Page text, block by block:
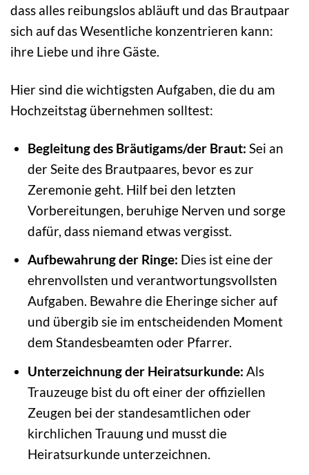
dass alles reibungslos abläuft und das Brautpaar
sich auf das Wesentliche konzentrieren kann:
ihre Liebe und ihre Gäste.
Hier sind die wichtigsten Aufgaben, die du am
Hochzeitstag übernehmen solltest:
Begleitung des Bräutigams/der Braut: Sei an
der Seite des Brautpaares, bevor es zur
Zeremonie geht. Hilf bei den letzten
Vorbereitungen, beruhige Nerven und sorge
dafür, dass niemand etwas vergisst.
Aufbewahrung der Ringe: Dies ist eine der
ehrenvollsten und verantwortungsvollsten
Aufgaben. Bewahre die Eheringe sicher auf
und übergib sie im entscheidenden Moment
dem Standesbeamten oder Pfarrer.
Unterzeichnung der Heiratsurkunde: Als
Trauzeuge bist du oft einer der offiziellen
Zeugen bei der standesamtlichen oder
kirchlichen Trauung und musst die
Heiratsurkunde unterzeichnen.